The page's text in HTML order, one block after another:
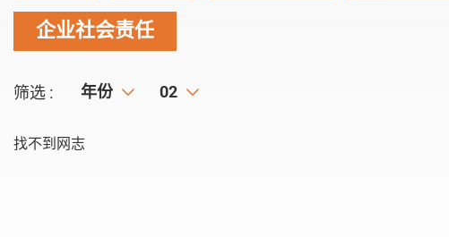
企业社会责任
筛选 : 年份
年份 月份
02
找不到网志